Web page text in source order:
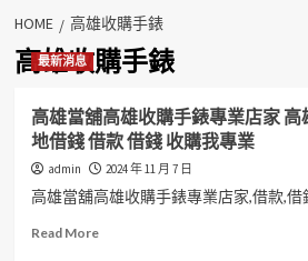
HOME 高雄收購手錶
高雄收購手錶
最新消息
高雄當舖高雄收購手錶專業店家
地借錢 借款 借錢 收購我專業
admin 2024 年 11 月 7 日
高雄當舖高雄收購手錶專業店家,借款,借
Read MoreRead